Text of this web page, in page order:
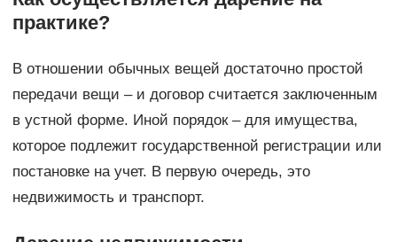
практике?
В отношении обычных вещей достаточно простой
передачи вещи – и договор считается заключенным
в устной форме. Иной порядок – для имущества,
которое подлежит государственной регистрации или
постановке на учет. В первую очередь, это
недвижимость и транспорт.